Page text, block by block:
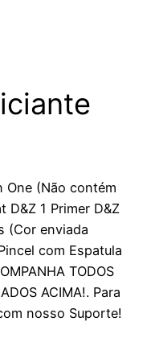
One (Não contém
D&Z 1 Primer D&Z
(Cor enviada
com Espatula
TODOS
ACIMA!. Para
nosso Suporte!